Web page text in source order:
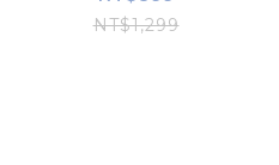
NT$1,299